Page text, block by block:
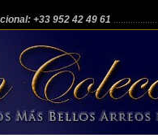
+33 952 42 49 61